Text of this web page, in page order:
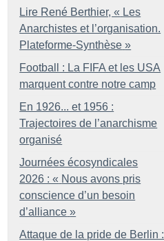
Lire René Berthier, « Les
Anarchistes et l’organisation.
Plateforme-Synthèse »
Football : La FIFA et les USA
marquent contre notre camp
En 1926... et 1956 :
Trajectoires de l’anarchisme
organisé
Journées écosyndicales
2026 : « Nous avons pris
conscience d’un besoin
d’alliance »
Attaque de la pride de Berlin :